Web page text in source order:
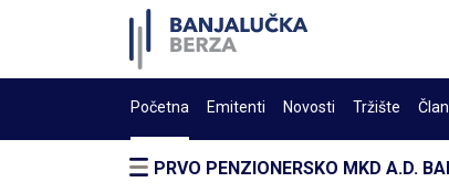
Početna Emitenti Novosti Tržište
PRVO PENZIONERSKO MKD A.D.